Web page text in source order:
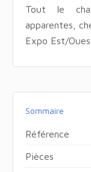
Tout le
apparentes,
Expo Est/
Sommaire
Référence
Pièces